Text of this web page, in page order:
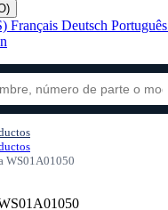
Français Deutsch Português
WS01A01050